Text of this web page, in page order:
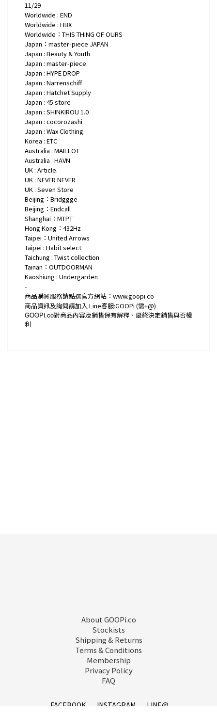
11/29
Worldwide : END
Worldwide : HBX
Worldwide：THIS THING OF OURS
Japan：master-piece JAPAN
Japan : Beauty & Youth
Japan : master-piece
Japan : HYPE DROP
Japan : Narrenschiff
Japan : Hatchet Supply
Japan : 45 store
Japan : SHINKIROU 1.0
Japan : cocorozashi
Japan : Wax Clothing
Korea : ETC
Australia : MAILLOT
Australia : HAVN
UK : Article.
UK : NEVER NEVER
UK : Seven Store
Beijing：Bridggge
Beijing：Endcall
Shanghai：MTPT
Hong Kong：432Hz
Taipei：United Arrows
Taipei : Habit select
Taichung : Twist collection
Tainan：OUTDOORMAN
Kaoshiung : Undergarden
-
商品購買服務請點選官方網站：www.goopi.co
商品資訊及詢問請加入 Line客服:GOOPi (需+@)
GOOPi.co對商品內容及銷售保有解釋、最終決定銷售與否權
利
About GOOPi.co
Stockists
Shipping & Returns
Terms & Conditions
Membership
Privacy Policy
FAQ
FACEBOOK INSTAGRAM LINE@